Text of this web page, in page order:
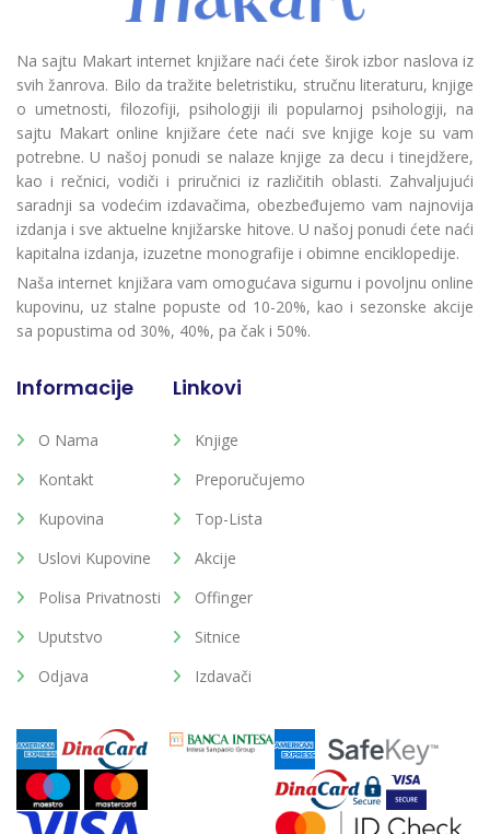
Na sajtu Makart internet knjižare naći ćete širok izbor naslova iz
svih žanrova. Bilo da tražite beletristiku, stručnu literaturu, knjige
o umetnosti, filozofiji, psihologiji ili popularnoj psihologiji, na
sajtu Makart online knjižare ćete naći sve knjige koje su vam
potrebne. U našoj ponudi se nalaze knjige za decu i tinejdžere,
kao i rečnici, vodiči i priručnici iz različitih oblasti. Zahvaljujući
saradnji sa vodećim izdavačima, obezbeđujemo vam najnovija
izdanja i sve aktuelne knjižarske hitove. U našoj ponudi ćete naći
kapitalna izdanja, izuzetne monografije i obimne enciklopedije.
Naša internet knjižara vam omogućava sigurnu i povoljnu online
kupovinu, uz stalne popuste od 10-20%, kao i sezonske akcije
sa popustima od 30%, 40%, pa čak i 50%.
Informacije
O Nama
Kontakt
Kupovina
Uslovi Kupovine
Polisa Privatnosti
Uputstvo
Odjava
Linkovi
Knjige
Preporučujemo
Top-Lista
Akcije
Offinger
Sitnice
Izdavači